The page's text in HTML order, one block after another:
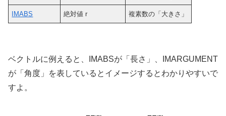
IMABS 絶対値 r 複素数の「大きさ」
ベクトルに例えると、IMABSが「長さ」、IMARGUMENT
が「角度」を表しているとイメージするとわかりやすいで
すよ。